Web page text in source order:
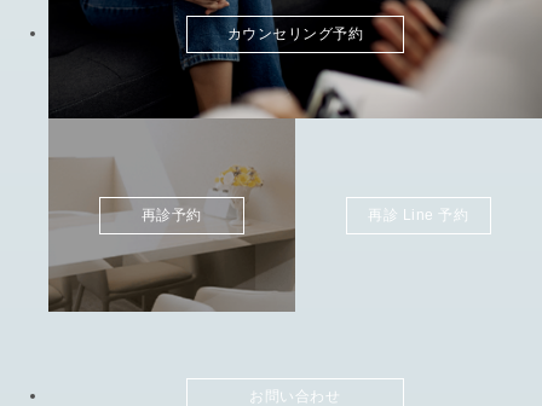
カウンセリング予約
再診予約 再診 Line 予約
お問い合わせ